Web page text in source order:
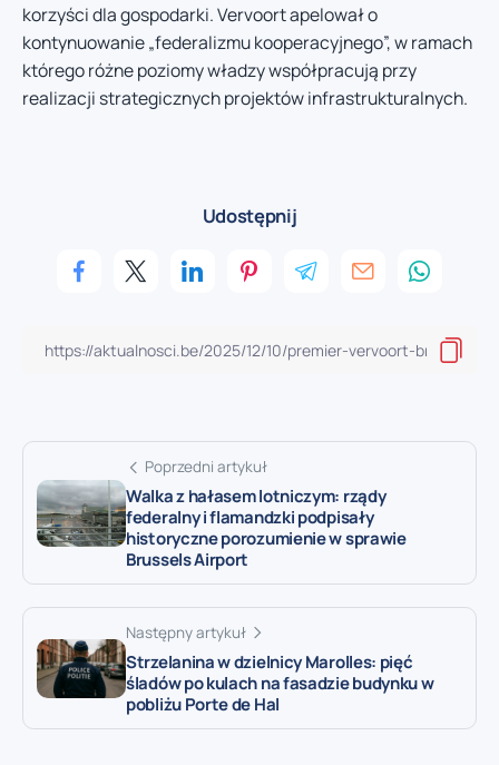
korzyści dla gospodarki. Vervoort apelował o
kontynuowanie „federalizmu kooperacyjnego”, w ramach
którego różne poziomy władzy współpracują przy
realizacji strategicznych projektów infrastrukturalnych.
Udostępnij
Poprzedni artykuł
Walka z hałasem lotniczym: rządy
federalny i flamandzki podpisały
historyczne porozumienie w sprawie
Brussels Airport
Następny artykuł
Strzelanina w dzielnicy Marolles: pięć
śladów po kulach na fasadzie budynku w
pobliżu Porte de Hal